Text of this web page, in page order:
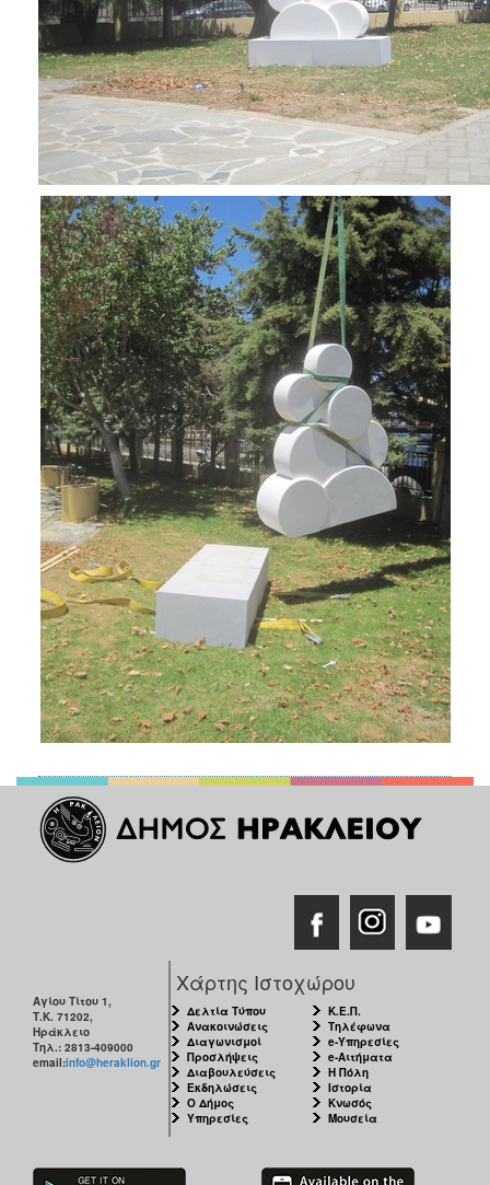
Αγίου Τίτου 1,
Τ.Κ. 71202,
Ηράκλειο
Τηλ.: 2813-409000
email:info@heraklion.gr
Χάρτης Ιστοχώρου
Δελτία Τύπου
Ανακοινώσεις
Διαγωνισμοί
Προσλήψεις
Διαβουλεύσεις
Εκδηλώσεις
Ο Δήμος
Υπηρεσίες
Κ.Ε.Π.
Τηλέφωνα
e-Υπηρεσίες
e-Αιτήματα
Η Πόλη
Ιστορία
Κνωσός
Μουσεία